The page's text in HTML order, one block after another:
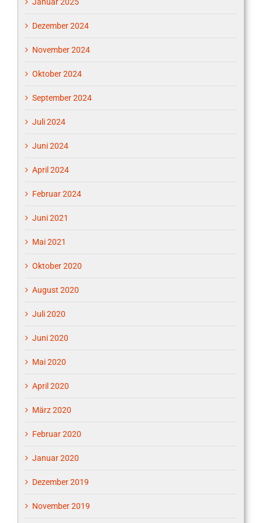
Dezember 2024
November 2024
Oktober 2024
September 2024
Juli 2024
Juni 2024
April 2024
Februar 2024
Juni 2021
Mai 2021
Oktober 2020
August 2020
Juli 2020
Juni 2020
Mai 2020
April 2020
März 2020
Februar 2020
Januar 2020
Dezember 2019
November 2019